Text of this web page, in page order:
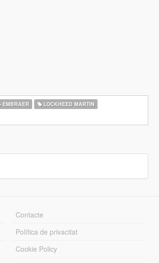
EMBRAER
LOCKHEED MARTIN
Contacte
Política de privacitat
Cookie Policy